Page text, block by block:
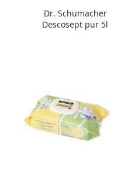
Dr. Schumacher
Descosept pur 5l